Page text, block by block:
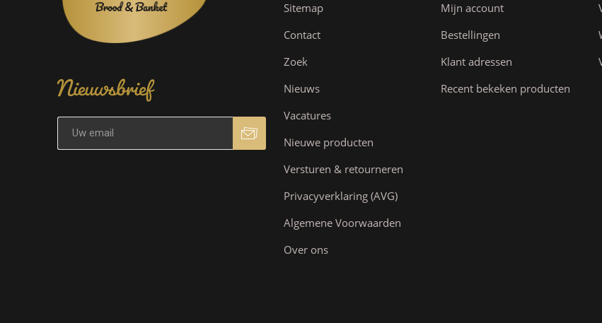
Nieuwsbrief
Sitemap
Contact
Zoek
Nieuws
Vacatures
Nieuwe producten
Versturen & retourneren
Privacyverklaring (AVG)
Algemene Voorwaarden
Over ons
Mijn account
Bestellingen
Klant adressen
Recent bekeken producten